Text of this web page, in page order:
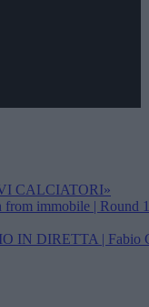
CALCIATORI»
immobile | Round
IN DIRETTA | Fabio